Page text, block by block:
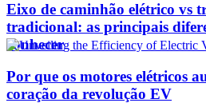
Eixo de caminhão elétrico vs
tradicional: as principais
conhecer
Por que os motores elétricos
coração da revolução EV